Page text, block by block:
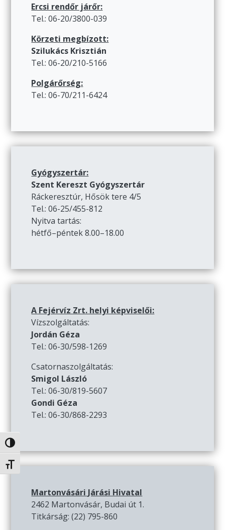
Nagy kontraszt váltása
Betűméret váltása
Ercsi rendőr járőr:
Tel.: 06-20/3800-039
Körzeti megbízott:
Szilukács Krisztián
Tel.: 06-20/210-5166
Polgárőrség:
Tel.: 06-70/211-6424
Gyógyszertár:
Szent Kereszt Gyógyszertár
Ráckeresztúr, Hősök tere 4/5
Tel.: 06-25/455-812
Nyitva tartás:
hétfő–péntek 8.00–18.00
A Fejérvíz Zrt. helyi képviselői:
Vízszolgáltatás:
Jordán Géza
Tel.: 06-30/598-1269
Csatornaszolgáltatás:
Smigol László
Tel.: 06-30/819-5607
Gondi Géza
Tel.: 06-30/868-2293
Martonvásári Járási Hivatal
2462 Martonvásár, Budai út 1.
Titkárság: (22) 795-860